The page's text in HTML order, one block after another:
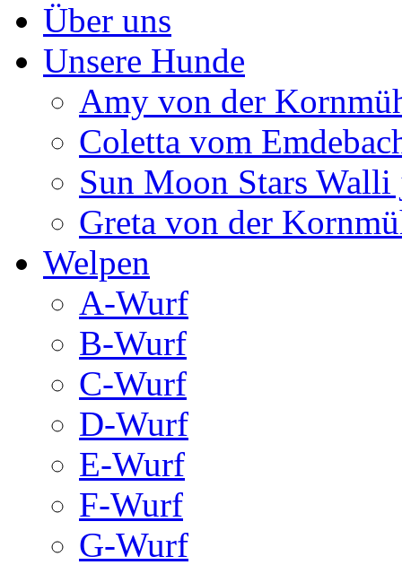
Über uns
Unsere Hunde
Amy von der
Coletta vom
Sun Moon Stars
Greta von der
Welpen
A-Wurf
B-Wurf
C-Wurf
D-Wurf
E-Wurf
F-Wurf
G-Wurf